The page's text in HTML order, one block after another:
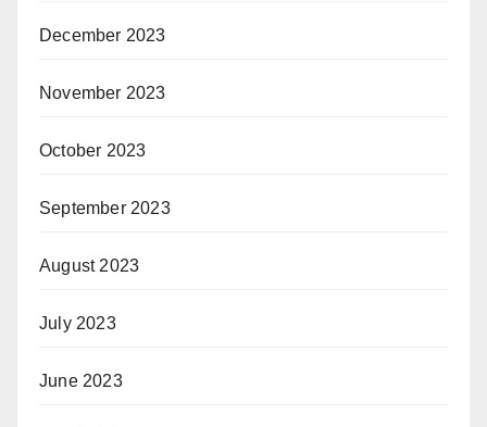
December 2023
November 2023
October 2023
September 2023
August 2023
July 2023
June 2023